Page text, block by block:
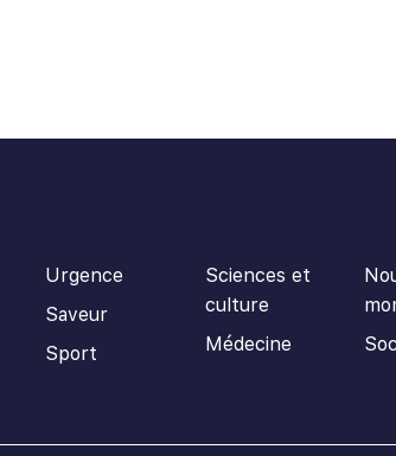
Urgence
Saveur
Sport
Sciences et
culture
Médecine